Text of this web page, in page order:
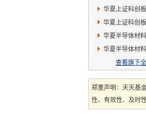
华夏上证科创
料设备主题
接C
华夏上证科创
料设备主题
接A
华夏半导体材
联接A
华夏半导体材
联接C查看旗下
郑重声明：天天基
性、有效性、及时